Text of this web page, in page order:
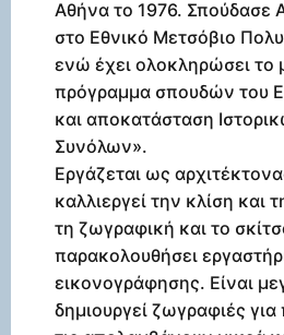
Αθήνα το 1976. Σπούδασε
στο Εθνικό Μετσόβιο
ενώ έχει ολοκληρώσει το
πρόγραμμα σπουδών του
και αποκατάσταση
Συνόλων».
Εργάζεται ως
καλλιεργεί την κλίση και
τη ζωγραφική και το
παρακολουθήσει
εικονογράφησης. Είναι
δημιουργεί ζωγραφιές